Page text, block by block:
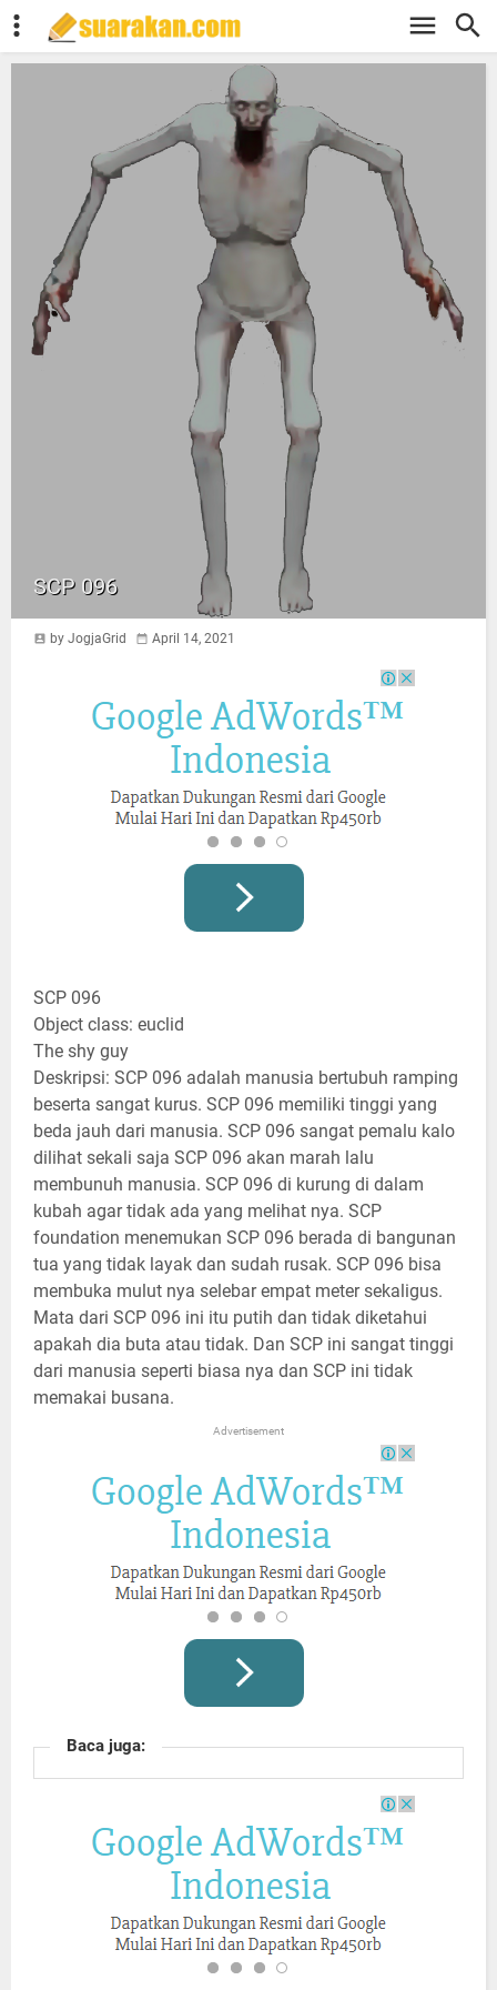
SCP 096
by JogjaGrid April 14, 2021
SCP 096
Object class: euclid
The shy guy
Deskripsi: SCP 096 adalah manusia bertubuh ramping
beserta sangat kurus. SCP 096 memiliki tinggi yang
beda jauh dari manusia. SCP 096 sangat pemalu kalo
dilihat sekali saja SCP 096 akan marah lalu
membunuh manusia. SCP 096 di kurung di dalam
kubah agar tidak ada yang melihat nya. SCP
foundation menemukan SCP 096 berada di bangunan
tua yang tidak layak dan sudah rusak. SCP 096 bisa
membuka mulut nya selebar empat meter sekaligus.
Mata dari SCP 096 ini itu putih dan tidak diketahui
apakah dia buta atau tidak. Dan SCP ini sangat tinggi
dari manusia seperti biasa nya dan SCP ini tidak
memakai busana.
Advertisement
Baca juga: